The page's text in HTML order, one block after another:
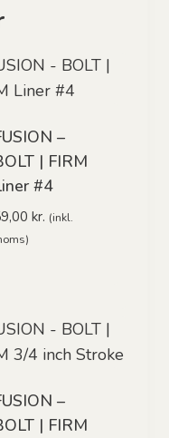
–
| FIRM
#4
kr. (inkl.
–
| FIRM